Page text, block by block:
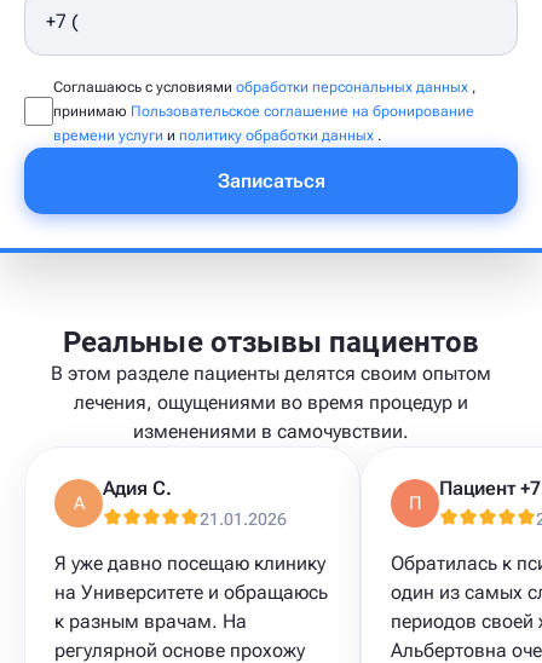
Соглашаюсь с условиями обработки персональных данных ,
принимаю Пользовательское соглашение на бронирование
времени услуги и политику обработки данных .
Записаться
Реальные отзывы пациентов
В этом разделе пациенты делятся своим опытом
лечения, ощущениями во время процедур и
изменениями в самочувствии.
А
Адия С.
21.01.2026
Я уже давно посещаю клинику
на Университете и обращаюсь
к разным врачам. На
регулярной основе прохожу
П
Обратилась к
один из самых
периодов
Альбертовна